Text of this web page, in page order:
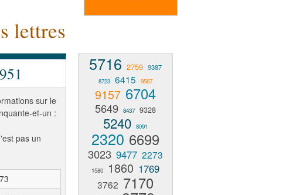
lettres
sur le
et-un :
pas un
5716 2759 9387
8723 6415 9567
9157 6704
5649 8437 9328
5240 8091
2320 6699
3023 9477 2273
1580 1860 1769
3762 7170